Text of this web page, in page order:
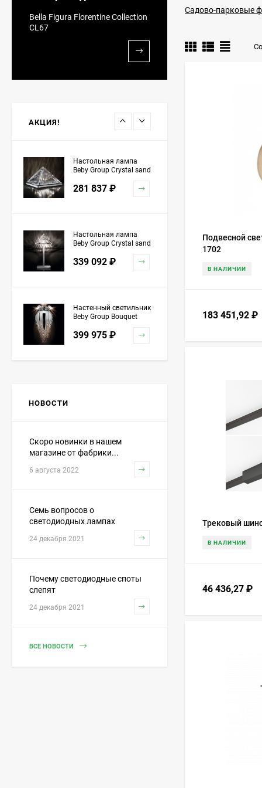
Садово-парковые
Подвесной
1702
В НАЛИЧИИ
183 451,92 ₽
Трековый
В НАЛИЧИИ
46 436,27 ₽
Bella Figura Florentine Collection
CL67
АКЦИЯ!
Люстра Beby Group
₽
Настольная лампа
Beby Group Crystal sand
281 837 ₽
Настольная лампа
Beby Group Crystal sand
339 092 ₽
Настенный светильник
Beby Group Bouquet
Grey Red
399 975 ₽
Люстра Beby Group
0250B10 Light gold
Roses 9000P01 Light
0118B12 Chrome 184
НОВОСТИ
Скоро новинки в нашем
магазине от фабрики...
6 августа 2022
Семь вопросов о
светодиодных лампах
24 декабря 2021
Почему светодиодные споты
слепят
24 декабря 2021
ВСЕ НОВОСТИ